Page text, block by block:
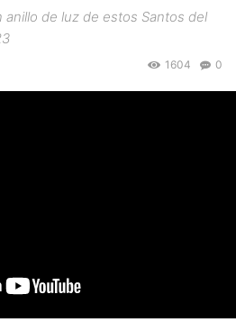
anillo de luz de estos Santos del
0
1604